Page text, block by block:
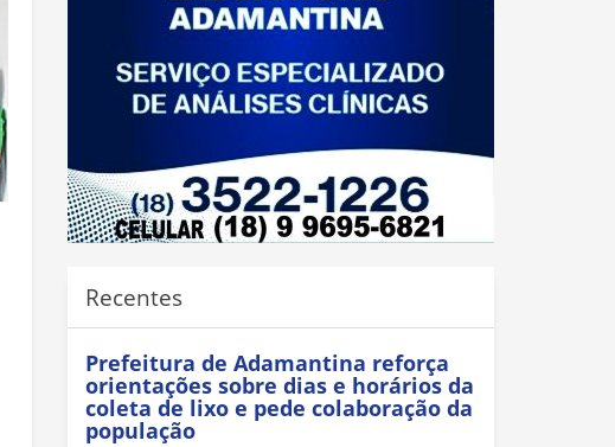
Recentes
Prefeitura de Adamantina reforça
orientações sobre dias e horários da
coleta de lixo e pede colaboração da
população